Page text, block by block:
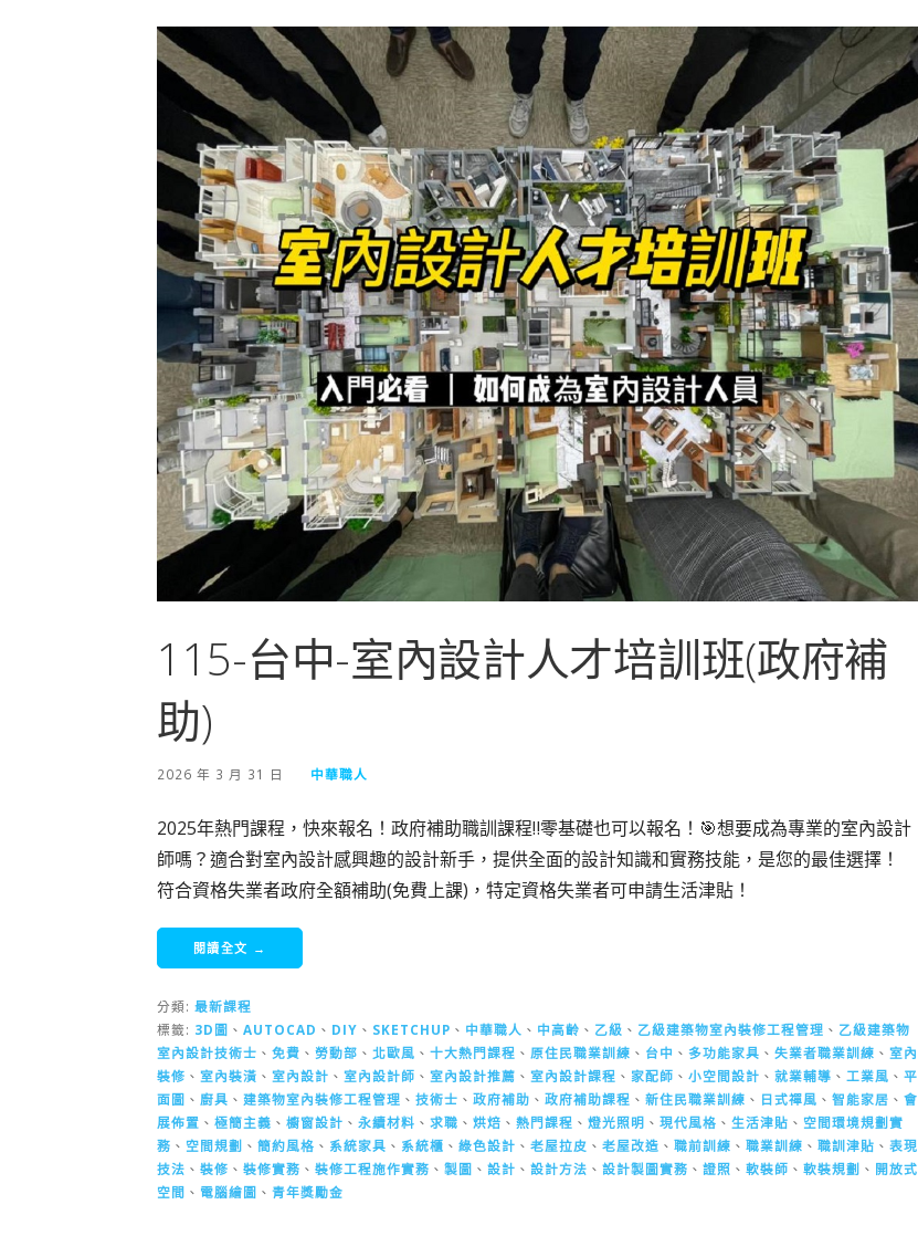
115-台中-室內設計人才培訓班(政府補
助)
2026 年 3 月 31 日 中華職人
2025年熱門課程，快來報名！政府補助職訓課程‼️零基礎也可以報名！🎯想要成為專業的室內設計
師嗎？適合對室內設計感興趣的設計新手，提供全面的設計知識和實務技能，是您的最佳選擇！
符合資格失業者政府全額補助(免費上課)，特定資格失業者可申請生活津貼！
閱讀全文 →
分類: 最新課程
標籤: 3D圖 、 AUTOCAD 、 DIY 、 SKETCHUP 、 中華職人 、 中高齡 、 乙級 、 乙級建築物室內裝修工程管理 、 乙級建築物
室內設計技術士 、 免費 、 勞動部 、 北歐風 、 十大熱門課程 、 原住民職業訓練 、 台中 、 多功能家具 、 失業者職業訓練 、 室內
裝修 、 室內裝潢 、 室內設計 、 室內設計師 、 室內設計推薦 、 室內設計課程 、 家配師 、 小空間設計 、 就業輔導 、 工業風 、 平
面圖 、 廚具 、 建築物室內裝修工程管理 、 技術士 、 政府補助 、 政府補助課程 、 新住民職業訓練 、 日式禪風 、 智能家居 、 會
展佈置 、 極簡主義 、 櫥窗設計 、 永續材料 、 求職 、 烘焙 、 熱門課程 、 燈光照明 、 現代風格 、 生活津貼 、 空間環境規劃實
務 、 空間規劃 、 簡約風格 、 系統家具 、 系統櫃 、 綠色設計 、 老屋拉皮 、 老屋改造 、 職前訓練 、 職業訓練 、 職訓津貼 、 表現
技法 、 裝修 、 裝修實務 、 裝修工程施作實務 、 製圖 、 設計 、 設計方法 、 設計製圖實務 、 證照 、 軟裝師 、 軟裝規劃 、 開放式
空間 、 電腦繪圖 、 青年獎勵金